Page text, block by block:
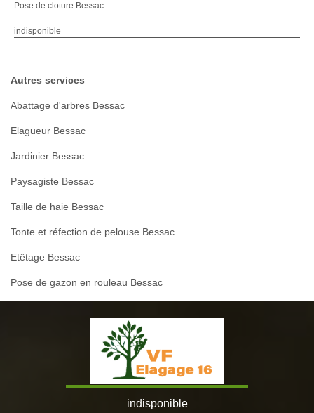
Pose de cloture Bessac
indisponible
Autres services
Abattage d'arbres Bessac
Elagueur Bessac
Jardinier Bessac
Paysagiste Bessac
Taille de haie Bessac
Tonte et réfection de pelouse Bessac
Etêtage Bessac
Pose de gazon en rouleau Bessac
indisponible